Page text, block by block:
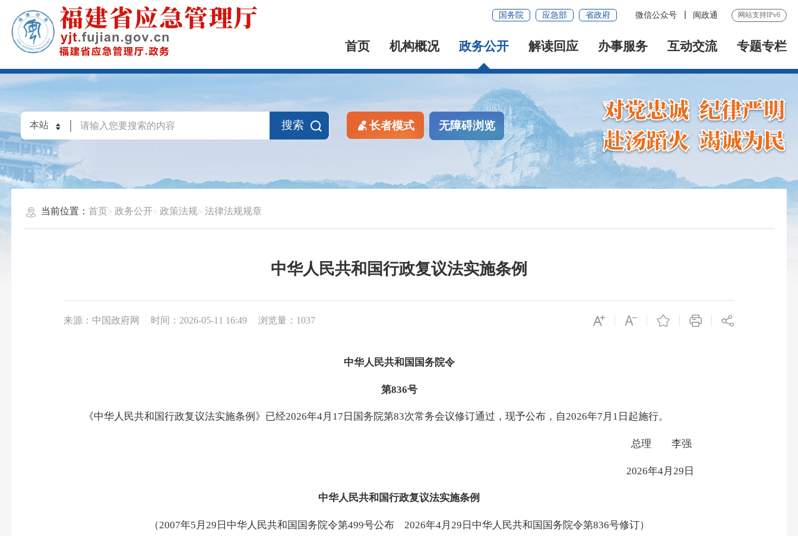
国务院 应急部 省政府 微信公众号 闽政通 网站支持IPv6
首页 机构概况 政务公开 解读回应 办事服务 互动交流 专题专栏
搜索 长者模式 无障碍浏览
当前位置：首页 政务公开 政策法规 法律法规规章
中华人民共和国行政复议法实施条例
来源：中国政府网 时间：2026-05-11 16:49 浏览量：1037
中华人民共和国国务院令
第836号
《中华人民共和国行政复议法实施条例》已经2026年4月17日国务院第83次常务会议修订通过，现予公布，自2026年7月1日起施行。
总理 李强
2026年4月29日
中华人民共和国行政复议法实施条例
（2007年5月29日中华人民共和国国务院令第499号公布 2026年4月29日中华人民共和国国务院令第836号修订）